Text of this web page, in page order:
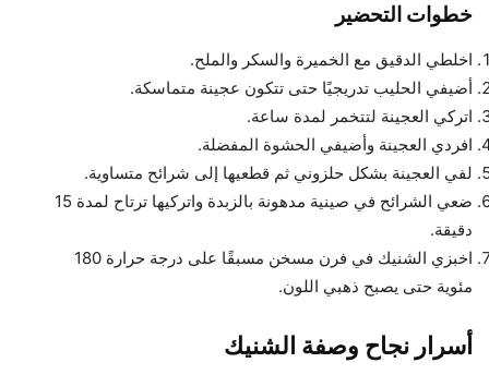
خطوات التحضير
اخلطي الدقيق مع الخميرة والسكر والملح.
أضيفي الحليب تدريجيًا حتى تتكون عجينة متماسكة.
اتركي العجينة لتتخمر لمدة ساعة.
افردي العجينة وأضيفي الحشوة المفضلة.
لفي العجينة بشكل حلزوني ثم قطعيها إلى شرائح متساوية.
ضعي الشرائح في صينية مدهونة بالزبدة واتركيها ترتاح لمدة 15
دقيقة.
اخبزي الشنيك في فرن مسخن مسبقًا على درجة حرارة 180
مئوية حتى يصبح ذهبي اللون.
أسرار نجاح وصفة الشنيك